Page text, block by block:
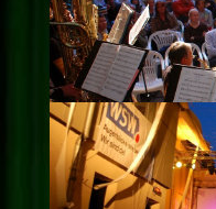
Kontakt
Impressum
Datenschutz